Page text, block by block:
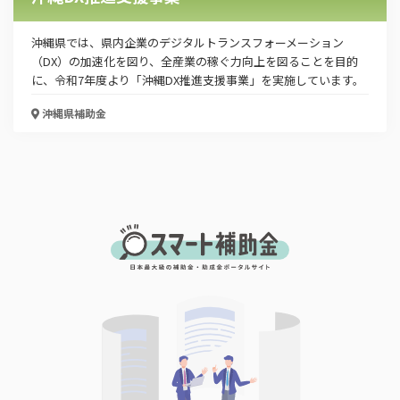
沖縄県では、県内企業のデジタルトランスフォーメーション
（DX）の加速化を図り、全産業の稼ぐ力向上を図ることを目的
に、令和7年度より「沖縄DX推進支援事業」を実施しています。
沖縄県補助金